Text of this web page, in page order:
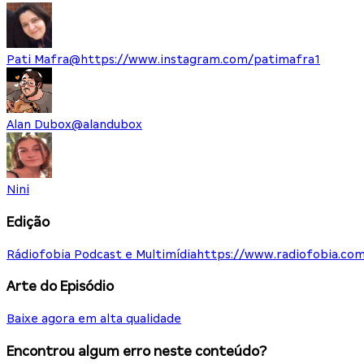
Pati Mafra@ https://www.instagram.com/patimafra1
Alan Dubox@alandubox
Nini
Edição
Rádiofobia Podcast e Multimídia https://
Arte do Episódio
Baixe agora em alta qualidade
Encontrou algum erro neste conteúdo?